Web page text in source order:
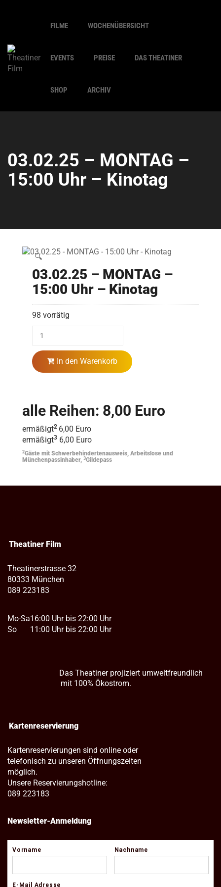
FILME WOCHENÜBERSICHT
EVENTS PREISE DAS THEATINER
SHOP ARCHIV
03.02.25 – MONTAG –
15:00 Uhr – Kinotag
🔍
03.02.25 – MONTAG –
15:00 Uhr – Kinotag
98 vorrätig
In den Warenkorb
alle Reihen: 8,00 Euro
ermäßigt2 6,00 Euro
ermäßigt3 6,00 Euro
2Gäste mit Schwerbehindertenausweis, Arbeitslose und
Münchenpassinhaber, 3Gildepass
Theatiner Film
Theatinerstrasse 32
80333 München
089 223183
Mo-Sa
So
16:00 Uhr bis 22:00 Uhr
11:00 Uhr bis 22:00 Uhr
Das Theatiner projiziert umweltfreundlich
mit 100% Ökostrom.
Kartenreservierung
Kartenreservierungen sind online oder
telefonisch zu unseren Öffnungszeiten
möglich.
Unsere Reservierungshotline:
089 223183
Newsletter-Anmeldung